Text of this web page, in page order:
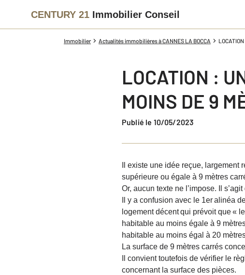
CENTURY 21 Immobilier Conseil
Immobilier Actualités immobilières à CANNES LA BOCCA
LOCATION :
MOINS DE 9
Publié le 10/05/2023
Il existe une idée reçue,
supérieure ou égale à 9 mètres
Or, aucun texte ne l’impose. Il
Il y a confusion avec le 1eralinéa
logement décentqui prévoit que«
habitable au moins égale à 9
habitable au moins égal à 20
La surface de 9 mètres carrés
Il convient toutefois de vérifier le
concernant la surface des pièces.